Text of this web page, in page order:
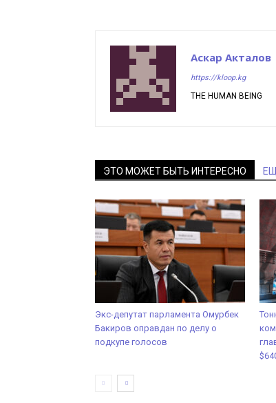
Аскар Акталов
https://kloop.kg
THE HUMAN BEING
ЭТО МОЖЕТ БЫТЬ ИНТЕРЕСНО
Экс-депутат парламента Омурбек
Бакиров оправдан по делу о
подкупе голосов